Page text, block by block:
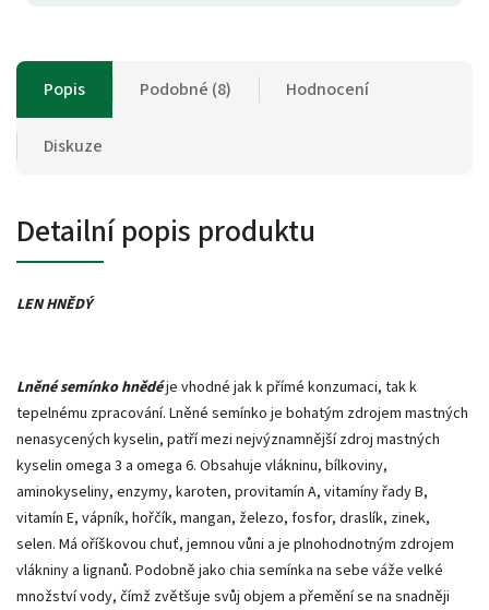
Popis Podobné (8) Hodnocení
Diskuze
Detailní popis produktu
LEN HNĚDÝ
Lněné semínko hnědéje vhodné jak k přímé konzumaci, tak k
tepelnému zpracování. Lněné semínko je bohatým zdrojem mastných
nenasycených kyselin, patří mezi nejvýznamnější zdroj mastných
kyselin omega 3 a omega 6. Obsahuje vlákninu, bílkoviny,
aminokyseliny, enzymy, karoten, provitamín A, vitamíny řady B,
vitamín E, vápník, hořčík, mangan, železo, fosfor, draslík, zinek,
selen. Má oříškovou chuť, jemnou vůni a je plnohodnotným zdrojem
vlákniny a lignanů. Podobně jako chia semínka na sebe váže velké
množství vody, čímž zvětšuje svůj objem a přemění se na snadněji